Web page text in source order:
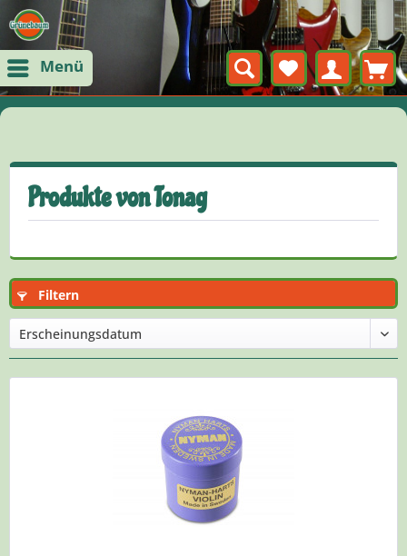
Menü
Produkte von Tonag
Filtern